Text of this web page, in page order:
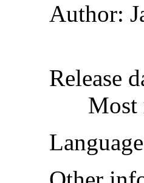
Author:
Release
Most
Language